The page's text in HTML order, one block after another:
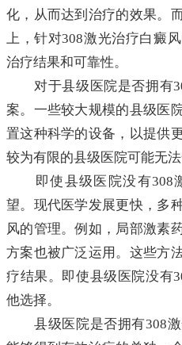
化，从而达到治疗的效果。
上，针对308激光治疗白癜
治疗结果和可靠性。
对于县级医院是否拥有
案。一些较大规模的县级医
置这种科学的设备，以提供
较为有限的县级医院可能无法
即使县级医院没有308
望。现代医学发展更快，多
风的管理。例如，局部激素
方案也被广泛运用。这些方
疗结果。即使县级医院没有
他选择。
县级医院是否拥有308激